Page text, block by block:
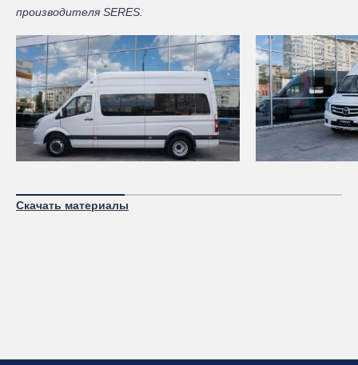
производителя SERES.
Скачать материалы